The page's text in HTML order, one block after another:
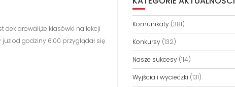
deklarowali,że klasówki na lekcji
od godziny 6.00 przyglądał się
Komunikaty(381)
Konkursy(132)
Nasze sukcesy(114)
Wyjścia i wycieczki (131)